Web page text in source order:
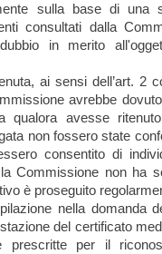
sulla base di una
consultati dalla
in merito
ai sensi dell’art. 2
avrebbe
qualora avesse
non fossero state
consentito di
Commissione non ha
è proseguito
nella domanda
del certificato
prescritte per il